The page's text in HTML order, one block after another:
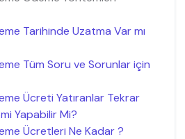
Tarihinde Uzatma Var mı
Tüm Soru ve Sorunlar için
Ücreti Yatıranlar Tekrar
Yapabilir Mi?
Ücretleri Ne Kadar ?